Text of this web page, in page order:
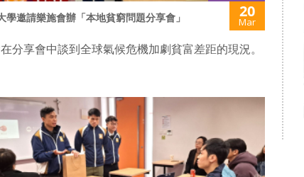
學邀請樂施會辦「本地貧窮問題分享會」 20
Mar
分享會中談到全球氣候危機加劇貧富差距的現況。